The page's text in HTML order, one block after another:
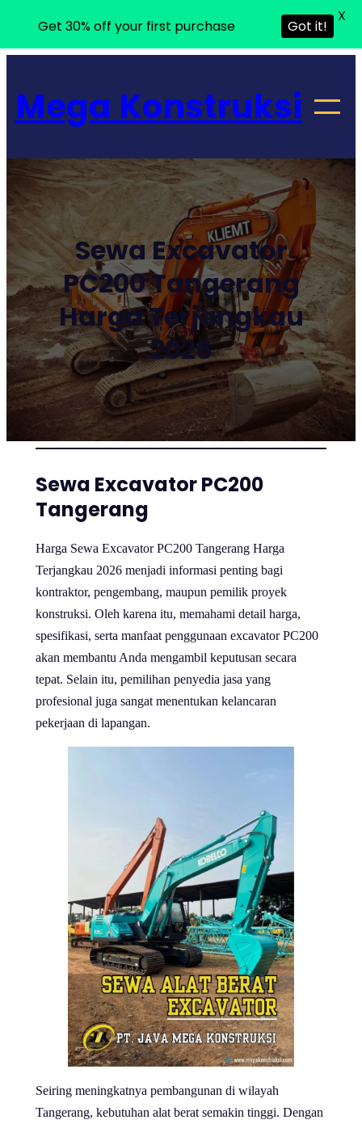
konten
Mega Konstruksi
Sewa Excavator
PC200 Tangerang
Harga Terjangkau
2026
Sewa Excavator PC200
Tangerang
Harga Sewa Excavator PC200 Tangerang Harga
Terjangkau 2026 menjadi informasi penting bagi
kontraktor, pengembang, maupun pemilik proyek
konstruksi. Oleh karena itu, memahami detail harga,
spesifikasi, serta manfaat penggunaan excavator PC200
akan membantu Anda mengambil keputusan secara
tepat. Selain itu, pemilihan penyedia jasa yang
profesional juga sangat menentukan kelancaran
pekerjaan di lapangan.
Seiring meningkatnya pembangunan di wilayah
Tangerang, kebutuhan alat berat semakin tinggi. Dengan
Get 30% off your first purchase Got it!
X